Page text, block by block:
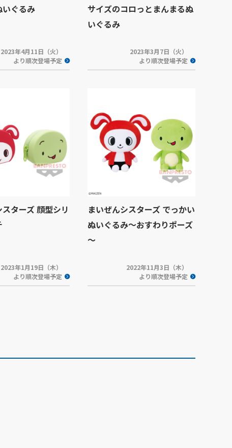
いぐるみ
2023年4月11日（火）
より順次登場予定
サイズのコロっとまんまるぬ
いぐるみ
2023年3月7日（火）
より順次登場予定
ターズ 顔型シリ
2023年1月19日（木）
より順次登場予定
まいぜんシスターズ でっかい
ぬいぐるみ～おすわりポーズ
～
2022年11月3日（木）
より順次登場予定